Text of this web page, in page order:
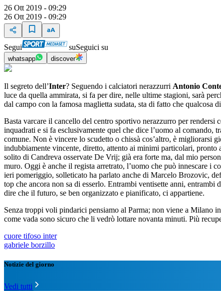
26 Ott 2019 - 09:29
26 Ott 2019 - 09:29
Segui suSeguici su
whatsapp discover
Il segreto dell’Inter? Seguendo i calciatori nerazzurri Antonio
luce da quella ammirata, si fa per dire, nelle ultime stagioni, sarà
dal campo con la famosa maglietta sudata, sta di fatto che qualcosa
Basta varcare il cancello del centro sportivo nerazzurro per rendersi
inquadrati e si fa esclusivamente quel che dice l’uomo al
comune. Non è vincere lo scudetto o chissà cos’altro, è migliorarsi
indubbiamente vincente, diretto, attento ai minimi particolari,
solito di Candreva osservate De Vrij; già era forte ma, dal mio
muro. Oggi è anche il regista arretrato, l’uomo che può innescare i
ieri pomeriggio, solleticato ha parlato anche di Marcelo Brozovic,
top che ancora non sa di esserlo. Entrambi ventisette anni, entrambi
dire che il futuro, se ben organizzato e pianificato, ci appartiene.
Senza troppi voli pindarici pensiamo al Parma; non viene a Milano
come vada sono sicuro che li vedrò lottare novanta minuti. Più
cuore tifoso inter
gabriele borzillo
Notizie del giorno
Vedi tutti